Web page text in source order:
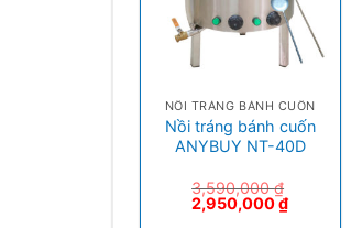
NỒI TRÁNG BÁNH CUỐN
Nồi tráng bánh cuốn
ANYBUY NT-40D
3,590,000₫
2,950,000₫